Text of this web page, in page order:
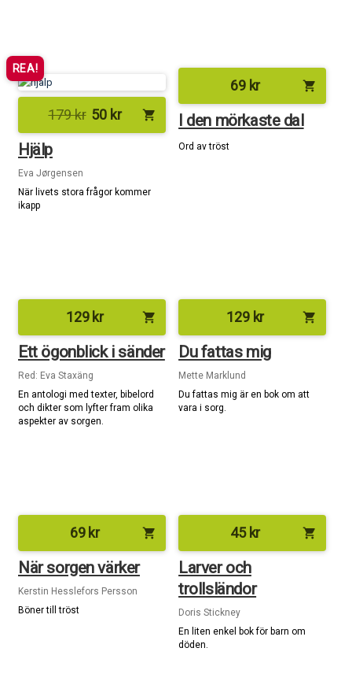
REA!
179kr 50 kr shopping_cart
Hjälp
Eva Jørgensen
När livets stora frågor kommer
ikapp
69 kr shopping_cart
I den mörkaste dal
Ord av tröst
129kr shopping_cart
Ett ögonblick i sänder
Red: Eva Staxäng
En antologi med texter, bibelord
och dikter som lyfter fram olika
aspekter av sorgen.
129 kr shopping_cart
Du fattas mig
Mette Marklund
Du fattas mig är en bok om att
vara i sorg.
69kr shopping_cart
När sorgen värker
Kerstin Hesslefors Persson
Böner till tröst
45kr shopping_cart
Larver och
trollsländor
Doris Stickney
En liten enkel bok för barn om
döden.